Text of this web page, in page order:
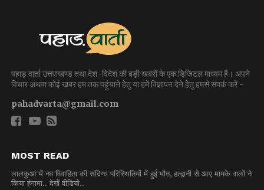
पहाड़ वार्ता उत्तराखण्ड तथा देश-विदेश की बड़ी खबरों के एक डिजिटल माध्यम है। अपने
विचार अथवा कोई खबर हम तक पहुंचाने हेतु या हमें विज्ञापन देने हेतु हमसे संपर्क करें -
pahadvarta@gmail.com
MOST READ
लालकुआं में नव विवाहिता की संदिग्ध परिस्थितियों में हुई मौत, हल्द्वानी से आए मायके वालों ने
किया हंगामा.. देखें वीडियो..